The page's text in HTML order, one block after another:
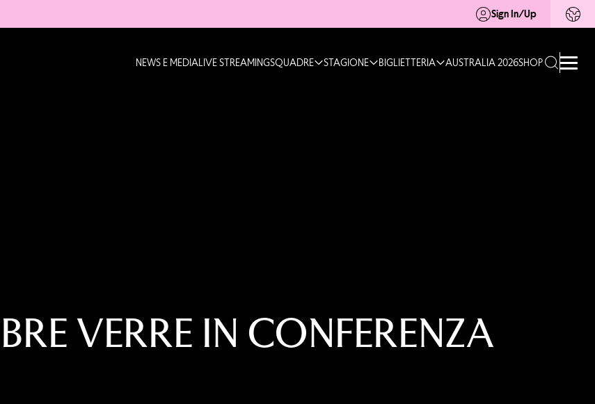
Sign In/Up
NEWS E MEDIALIVE STREAMINGSQUADRE STAGIONE BIGLIETTERIA AUSTRALIA 2026SHOP
VERRE IN CONFERENZA